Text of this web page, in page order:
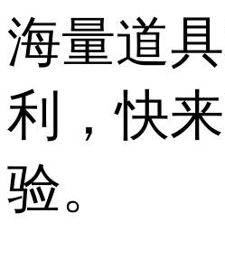
海量道
利，快
验。